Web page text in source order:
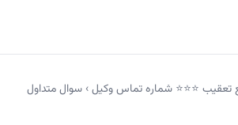
تعقیب ⭐⭐⭐ شماره تماس وکیل› سوال متداول